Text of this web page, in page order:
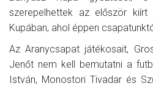
szerepelhettek az először kiírt
Kupában, ahol éppen
Az Aranycsapat játékosait,
Jenőt nem kell bemutatni a
István, Monostori Tivadar és